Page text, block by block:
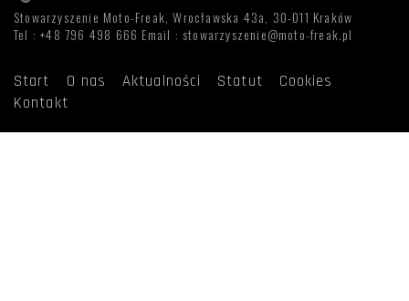
Stowarzyszenie Moto-Freak, Wrocławska 43a, 30-011 Kraków
Tel : +48 796 498 666 Email : stowarzyszenie@moto-freak.pl
Start O nas Aktualności Statut
Cookies
Kontakt